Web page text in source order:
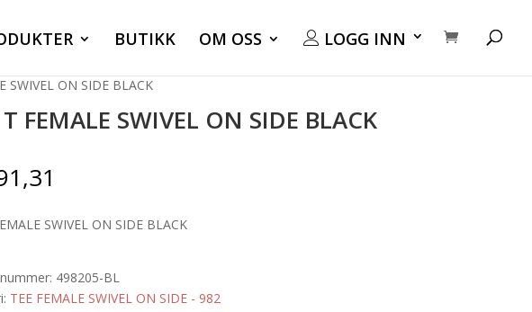
BUTIKK OM OSS LOGG INN
SWIVEL ON SIDE BLACK
FEMALE SWIVEL ON SIDE BLACK
SWIVEL ON SIDE BLACK
498205-BL
TEE FEMALE SWIVEL ON SIDE - 982